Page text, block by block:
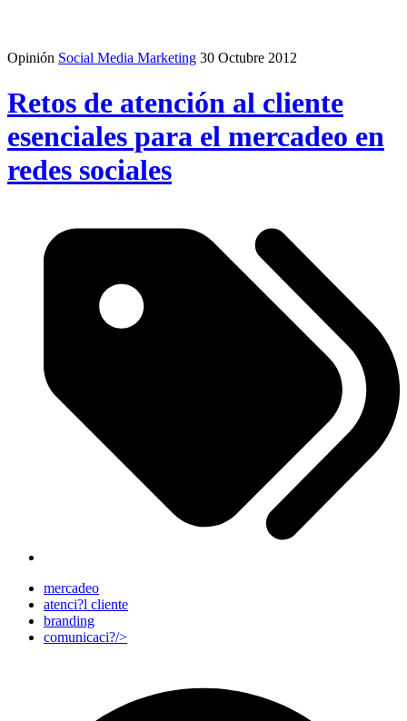
Opinión Social Media Marketing 30 Octubre 2012
Retos de atención al cliente
esenciales para el mercadeo en
redes sociales
mercadeo
atenci?l cliente
branding
comunicaci?/>